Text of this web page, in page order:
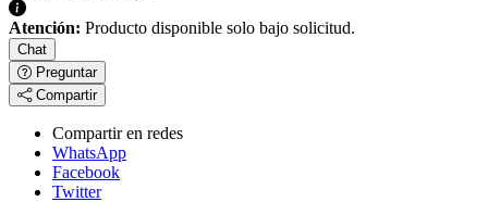
Atención: Producto disponible solo bajo solicitud.
Chat
Preguntar
Compartir
Compartir en redes
WhatsApp
Facebook
Twitter